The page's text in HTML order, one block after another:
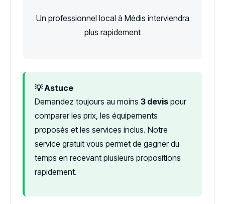
Un professionnel local à Médis interviendra
plus rapidement
💡 Astuce
Demandez toujours au moins 3 devis pour
comparer les prix, les équipements
proposés et les services inclus. Notre
service gratuit vous permet de gagner du
temps en recevant plusieurs propositions
rapidement.